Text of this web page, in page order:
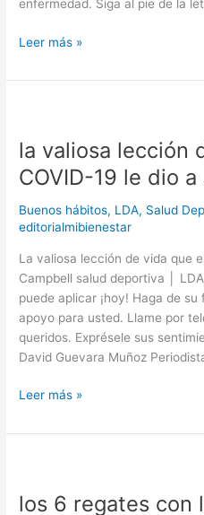
enfermedad. Siga al pie de la
Leer más »
la valiosa lección
COVID-19 le dio
Buenos hábitos, LDA, Salud
editorialmibienestar
La valiosa lección de vida que
Campbell salud deportiva │
puede aplicar ¡hoy! Haga de
apoyo para usted. Llame por
queridos. Exprésele sus
David Guevara Muñoz
lección
de
vida
que
el
19
le
dio
a
Joel
Campbell
Leer más »
los 6 regates con
regates